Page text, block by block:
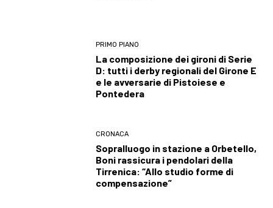
PRIMO PIANO
La composizione dei gironi di Serie
D: tutti i derby regionali del Girone E
e le avversarie di Pistoiese e
Pontedera
CRONACA
Sopralluogo in stazione a Orbetello,
Boni rassicura i pendolari della
Tirrenica: “Allo studio forme di
compensazione”